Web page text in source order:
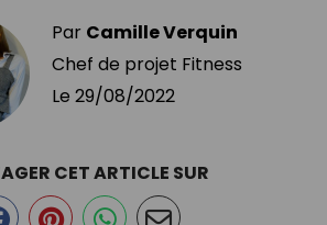
Par Camille Verquin
Chef de projet Fitness
Le 29/08/2022
CET ARTICLE SUR